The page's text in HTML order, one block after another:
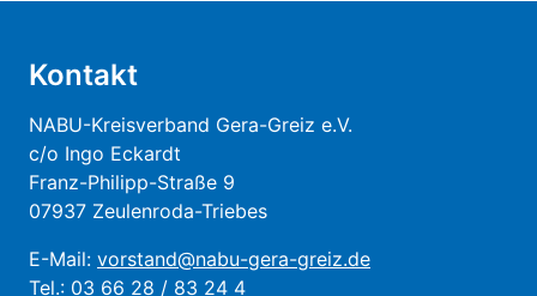
Kontakt
NABU-Kreisverband Gera-Greiz e.V.
c/o Ingo Eckardt
Franz-Philipp-Straße 9
07937 Zeulenroda-Triebes
E-Mail: vorstand@nabu-gera-greiz.de
Tel.: 03 66 28 / 83 24 4